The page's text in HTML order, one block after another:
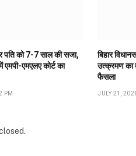
पति को 7-7 साल की सजा,
एमएलए कोर्ट का
PM
बिहार
उत्क्रमण का
फैसला
JULY 21,